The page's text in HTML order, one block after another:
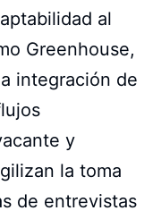
al
Greenhouse,
integración de
y
la toma
de entrevistas